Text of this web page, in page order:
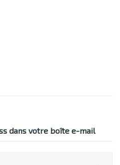
dans votre boîte e-mail